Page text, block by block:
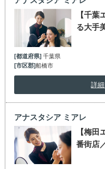
【千葉
る大手
[都道府県] 千葉県
[市区郡]船橋市
詳
アナスタシア ミアレ
【梅
番街店